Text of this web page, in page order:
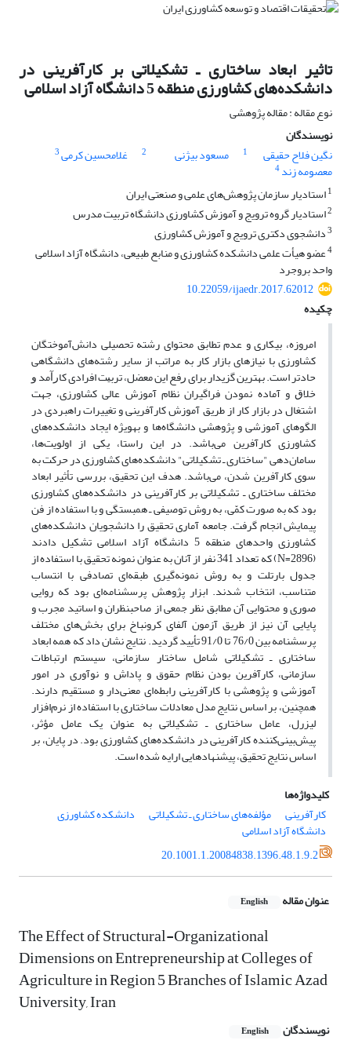
تاثیر ابعاد ساختاری ـ تشکیلاتی بر کارآفرینی در
دانشکده‌های کشاورزی منطقه 5 دانشگاه آزاد اسلامی
نوع مقاله : مقاله پژوهشی
نویسندگان
نگین فلاح حقیقی
1 مسعود بیژنی 2 غلامحسین کرمی3
معصومه زند4
1استادیار سازمان پژوهش‌های علمی و صنعتی ایران
2استادیار گروه ترویج و آموزش کشاورزی دانشگاه تربیت مدرس
3دانشجوی دکتری ترویج و آموزش کشاورزی
4عضو هیأت علمی دانشکده کشاورزی و منابع طبیعی، دانشگاه آزاد اسلامی
واحد بروجرد
10.22059/ijaedr.2017.62012
چکیده
امروزه، بیکاری و عدم تطابق محتوای رشته تحصیلی دانش‌آموختگان
کشاورزی با نیازهای بازار کار به مراتب از سایر رشته‌های دانشگاهی
حادتر است. بهترین گزیدار برای ﺭﻓﻊ این ﻣﻌﻀﻞ، ﺗﺮﺑﻴﺖ ﺍﻓﺮﺍدی ﻛﺎﺭﺁﻣﺪ ﻭ
خلاﻕ و آماده نمودن فراگیران نظام آموزش عالی کشاورزی، جهت
اشتغال در بازار کار از طریق آموزش کارآفرینی و تغییرات راهبردی در
الگوهای آموزشی و پژوهشی دانشگاه‌ها و به­ویژه ایجاد دانشکده‌های
کشاورزی کارآفرین می‌باشد. در این راستا، یکی از اولویت‌ها،
سامان‌دهی "ساختاری ـ تشکیلاتی" دانشکده‌های کشاورزی در حرکت به
سوی کارآفرین شدن، می‌باشد. هدف این تحقیق، بررسی تأثیر ابعاد
مختلف ساختاری ـ تشکیلاتی بر کارآفرینی در دانشکده‌های کشاورزی
بود که به صورت کمّی، به روش توصیفی ـ همبستگی و با استفاده از فن
پیمایش انجام گرفت. جامعه آماری تحقیق را دانشجویان دانشکده‌های
کشاورزی واحدهای منطقه 5 دانشگاه آزاد اسلامی تشکیل دادند
(2896=N) که تعداد 341 نفر از آنان به ‌عنوان نمونه تحقیق با استفاده از
جدول بارتلت و به روش نمونه‌گیری طبقه‌ای تصادفی با انتساب
متناسب، انتخاب شدند. ابزار پژوهش پرسشنامه‌ای بود که روایی
صوری و محتوایی آن مطابق نظر جمعی از صاحبنظران و اساتید مجرب و
پایایی آن نیز از طریق آزمون آلفای کرونباخ برای بخش‌های مختلف
پرسشنامه بین 76/0 تا 91/0 تأیید گردید. نتایج نشان داد که همه ابعاد
ساختاری ـ تشکیلاتی شامل ساختار سازمانی، سیستم ارتباطات
سازمانی، کارآفرین ‌بودن نظام حقوق و پاداش و نوآوری در امور
آموزشی و پژوهشی با کارآفرینی رابطه‌ای معنی‌دار و مستقیم دارند.
همچنین، بر اساس نتایج مدل معادلات ساختاری با استفاده از نرم‌افزار
لیزرل، عامل ساختاری ـ تشکیلاتی به عنوان یک عامل مؤثر،
پیش‌بینی‌کننده کارآفرینی در دانشکده‌های کشاورزی بود. در پایان، بر
اساس نتایج تحقیق، پیشنهادهایی ارایه شده است.
کلیدواژه‌ها
کارآفرینی
مؤلفه‌های ساختاری ـ تشکیلاتی دانشکده کشاورزی
دانشگاه آزاد اسلامی
20.1001.1.20084838.1396.48.1.9.2
عنوان مقاله English
The Effect of Structural-Organizational
Dimensions on Entrepreneurship at Colleges of
Agriculture in Region 5 Branches of Islamic Azad
University, Iran
نویسندگان English